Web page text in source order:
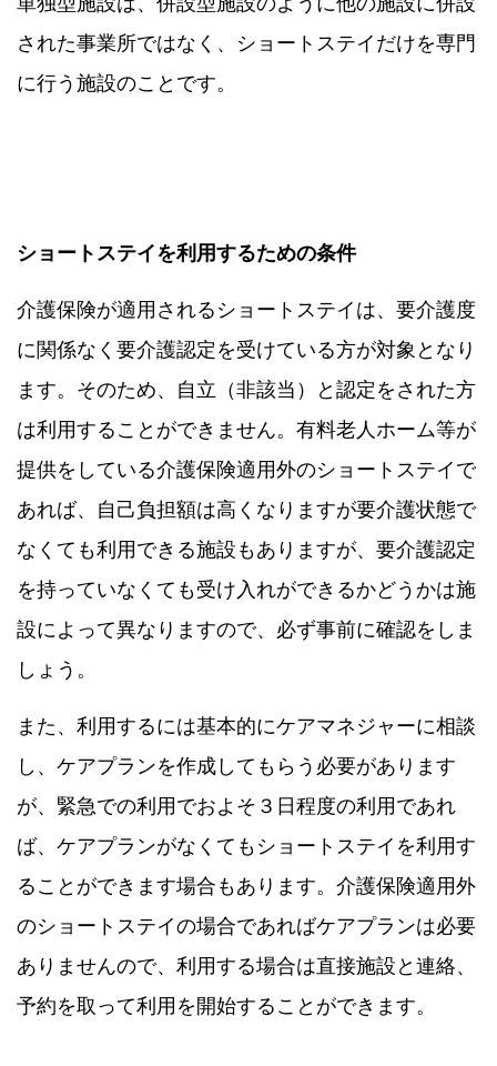
された事業所ではなく、ショートステイだけを専門
に行う施設のことです。
ショートステイを利用するための条件
介護保険が適用されるショートステイは、要介護度
に関係なく要介護認定を受けている方が対象となり
ます。そのため、自立（非該当）と認定をされた方
は利用することができません。有料老人ホーム等が
提供をしている介護保険適用外のショートステイで
あれば、自己負担額は高くなりますが要介護状態で
なくても利用できる施設もありますが、要介護認定
を持っていなくても受け入れができるかどうかは施
設によって異なりますので、必ず事前に確認をしま
しょう。
また、利用するには基本的にケアマネジャーに相談
し、ケアプランを作成してもらう必要があります
が、緊急での利用でおよそ３日程度の利用であれ
ば、ケアプランがなくてもショートステイを利用す
ることができます場合もあります。介護保険適用外
のショートステイの場合であればケアプランは必要
ありませんので、利用する場合は直接施設と連絡、
予約を取って利用を開始することができます。